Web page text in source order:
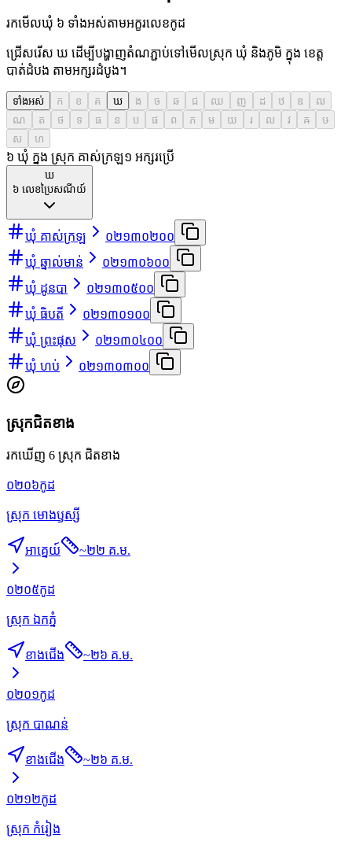
រកមើលឃុំ ៦ ទាំងអស់តាមអក្ខរលេខកូដ
ជ្រើសរើស ឃ ដើម្បីបង្ហាញតំណភ្ជាប់ទៅមើលស្រុក ឃុំ និងភូមិ ក្នុង ខេត្ត
បាត់ដំបង តាមអក្សរដំបូង។
ទាំងអស់ ក ខ គ ឃ ង ច ឆ ជ ឈ ញ ដ ឋ ឌ
ឍ
ណ
ត ថ ទ ធ ន ប ផ ព ភ ម យ រ ល វ ឝ
ឞ
ស
ហ
៦ ឃុំ ក្នុង ស្រុក គាស់ក្រឡ១ អក្សរប្រើ
ឃ
៦ លេខប្រៃសណីយ៍
ឃុំ គាស់ក្រឡ
០២១៣០២០០
ឃុំ ឆ្នាល់មាន់
០២១៣០៦០០
ឃុំ ដូនបា
០២១៣០៥០០
ឃុំ ធិបតី
០២១៣០១០០
ឃុំ ព្រះផុស
០២១៣០៤០០
ឃុំ ហប់
០២១៣០៣០០
ស្រុកជិតខាង
រកឃើញ 6 ស្រុក ជិតខាង
០២០៦កូដ
ស្រុក មោងឫស្សី
អាគ្នេយ៍ ~២២ គ.ម.
០២០៥កូដ
ស្រុក ឯកភ្នំ
ខាងជើង ~២៦ គ.ម.
០២០១កូដ
ស្រុក បាណន់
ខាងជើង ~២៦ គ.ម.
០២១២កូដ
ស្រុក កំរៀង